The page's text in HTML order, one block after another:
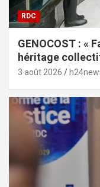
RDC
GENOCOST : «
héritage
l’impérieuse
3 août 2026